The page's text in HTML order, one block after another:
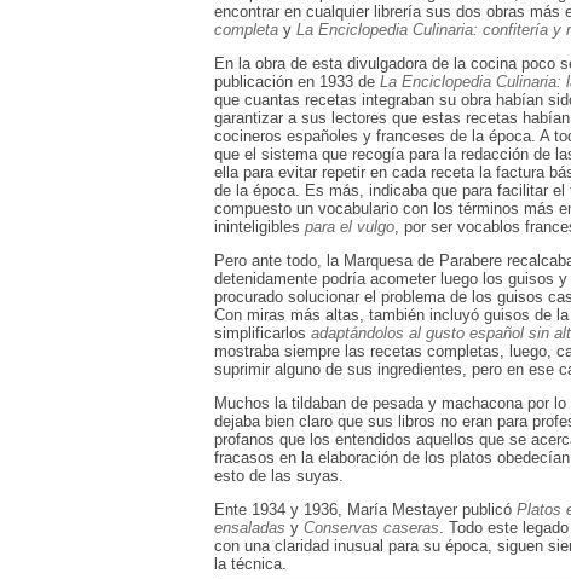
encontrar en cualquier librería sus dos obras más
completa y La Enciclopedia Culinaria: confitería y
En la obra de esta divulgadora de la cocina poco
publicación en 1933 de La Enciclopedia Culinaria:
que cuantas recetas integraban su obra habían
garantizar a sus lectores que estas recetas
cocineros españoles y franceses de la época. A
que el sistema que recogía para la redacción de
ella para evitar repetir en cada receta la factura
de la época. Es más, indicaba que para facilitar
compuesto un vocabulario con los términos más
ininteligibles para el vulgo, por ser vocablos
Pero ante todo, la Marquesa de Parabere
detenidamente podría acometer luego los guisos
procurado solucionar el problema de los guisos
Con miras más altas, también incluyó guisos de
simplificarlos adaptándolos al gusto español sin
mostraba siempre las recetas completas, luego,
suprimir alguno de sus ingredientes, pero en ese
Muchos la tildaban de pesada y machacona por
dejaba bien claro que sus libros no eran para
profanos que los entendidos aquellos que se
fracasos en la elaboración de los platos
esto de las suyas.
Ente 1934 y 1936, María Mestayer publicó Platos
ensaladas y Conservas caseras. Todo este
con una claridad inusual para su época, siguen
la técnica.